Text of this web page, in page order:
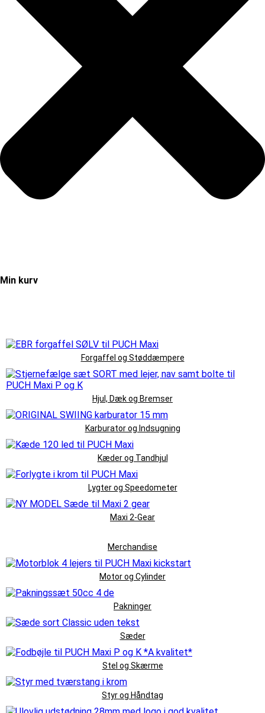
Min kurv
Forgaffel og Støddæmpere
Hjul, Dæk og Bremser
Karburator og Indsugning
Kæder og Tandhjul
Lygter og Speedometer
Maxi 2-Gear
Merchandise
Motor og Cylinder
Pakninger
Sæder
Stel og Skærme
Styr og Håndtag